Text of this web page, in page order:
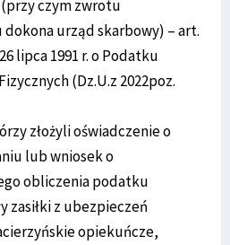
czym zwrotu
urząd skarbowy) – art.
lipca 1991 r. o Podatku
(Dz.U.z 2022poz.
złożyli oświadczenie o
lub wniosek o
obliczenia podatku
zasiłki z ubezpieczeń
opiekuńcze,